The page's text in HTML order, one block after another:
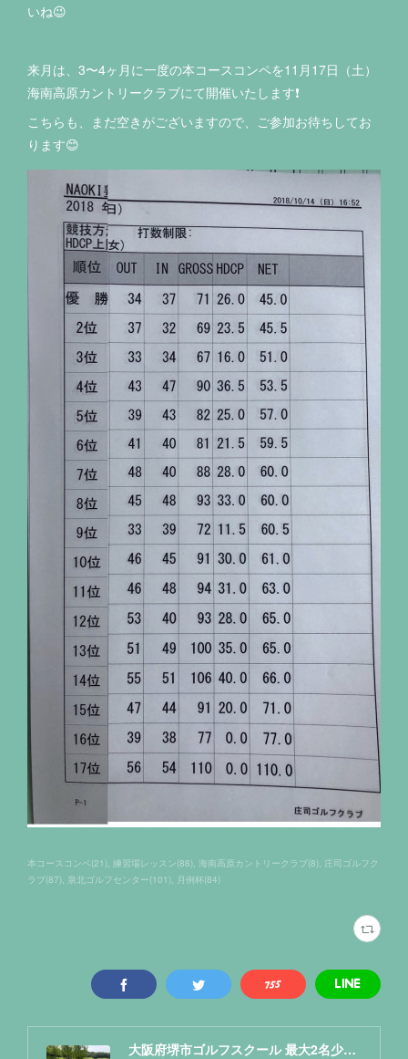
いね😉
来月は、3〜4ヶ月に一度の本コースコンペを11月17日（土）
海南高原カントリークラブにて開催いたします❗️
こちらも、まだ空きがございますので、ご参加お待ちしてお
ります😊
本コースコンペ(21) 練習場レッスン(88) 海南高原カントリークラブ(8) 庄司ゴルフク
ラブ(87) 泉北ゴルフセンター(101) 月例杯(84)
大阪府堺市ゴルフスクール 最大2名少人数レッスン NAOKIゴルフ塾